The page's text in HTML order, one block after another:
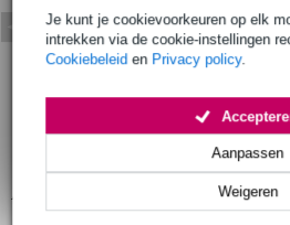
Je kunt je cookievoorkeuren op elk
intrekken via de cookie-instellingen
Cookiebeleid en Privacy policy.
Weigeren
Aanpassen